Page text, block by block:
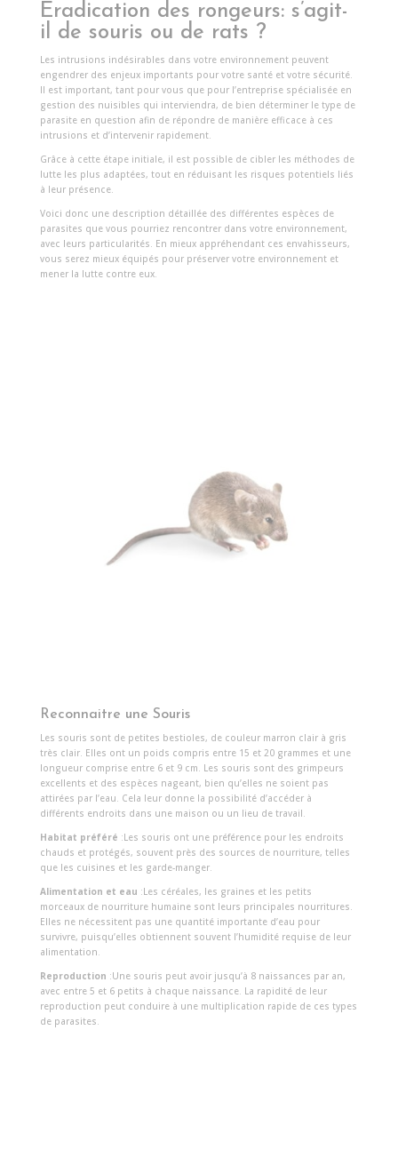
Eradication des rongeurs: s’agit-
il de souris ou de rats ?
Les intrusions indésirables dans votre environnement peuvent
engendrer des enjeux importants pour votre santé et votre sécurité.
Il est important, tant pour vous que pour l’entreprise spécialisée en
gestion des nuisibles qui interviendra, de bien déterminer le type de
parasite en question afin de répondre de manière efficace à ces
intrusions et d’intervenir rapidement.
Grâce à cette étape initiale, il est possible de cibler les méthodes de
lutte les plus adaptées, tout en réduisant les risques potentiels liés
à leur présence.
Voici donc une description détaillée des différentes espèces de
parasites que vous pourriez rencontrer dans votre environnement,
avec leurs particularités. En mieux appréhendant ces envahisseurs,
vous serez mieux équipés pour préserver votre environnement et
mener la lutte contre eux.
Reconnaitre une Souris
Les souris sont de petites bestioles, de couleur marron clair à gris
très clair. Elles ont un poids compris entre 15 et 20 grammes et une
longueur comprise entre 6 et 9 cm. Les souris sont des grimpeurs
excellents et des espèces nageant, bien qu’elles ne soient pas
attirées par l’eau. Cela leur donne la possibilité d’accéder à
différents endroits dans une maison ou un lieu de travail.
Habitat préféré :Les souris ont une préférence pour les endroits
chauds et protégés, souvent près des sources de nourriture, telles
que les cuisines et les garde-manger.
Alimentation et eau :Les céréales, les graines et les petits
morceaux de nourriture humaine sont leurs principales nourritures.
Elles ne nécessitent pas une quantité importante d’eau pour
survivre, puisqu’elles obtiennent souvent l’humidité requise de leur
alimentation.
Reproduction :Une souris peut avoir jusqu’à 8 naissances par an,
avec entre 5 et 6 petits à chaque naissance. La rapidité de leur
reproduction peut conduire à une multiplication rapide de ces types
de parasites.